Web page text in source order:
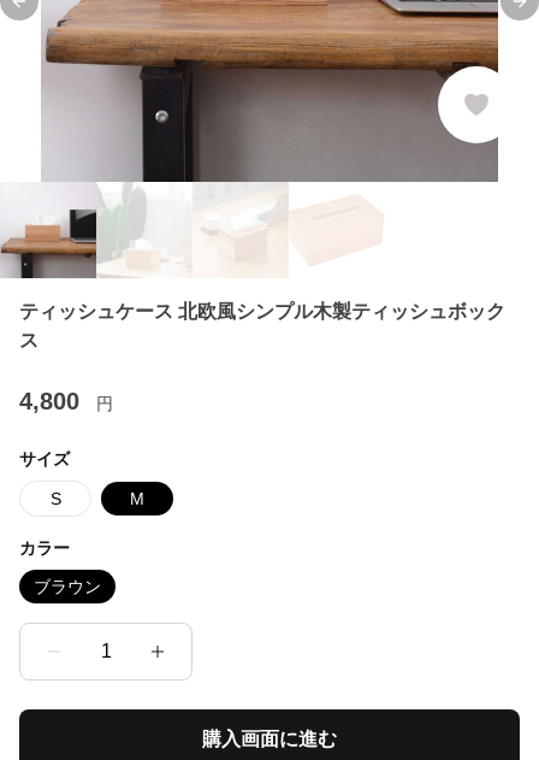
Previous slide
ティッシュケース 北欧風シンプル木製ティッシュボック
ス
4,800 円
サイズ
S M
カラー
ブラウン
1
購入画面に進む